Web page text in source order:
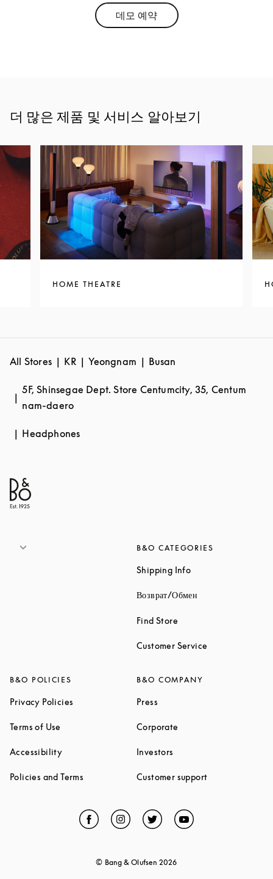
데모 예약Link Opens in New Tab
더 많은 제품 및 서비스 알아보기
HOME THEATRE
All Stores KR Yeongnam Busan
5F, Shinsegae Dept. Store Centumcity, 35, Centum
nam-daero
Headphones
B&O CATEGORIES
Shipping InfoLink Opens in New
Возврат/Обмен
Find Store
Customer Service
B&O POLICIES
Privacy Policies Link Opens in New Tab
Terms of Use Link Opens in New Tab
AccessibilityLink Opens in New Tab
Policies and Terms Link Opens in New Tab
B&O COMPANY
Press
Corporate
Investors
Customer supportLink Opens in
Facebook
Link Opens in New Tab
Instagram
Link Opens in New Tab
TwitterLink Opens in New Tab
YouTubeLink Opens in
© Bang & Olufsen2026